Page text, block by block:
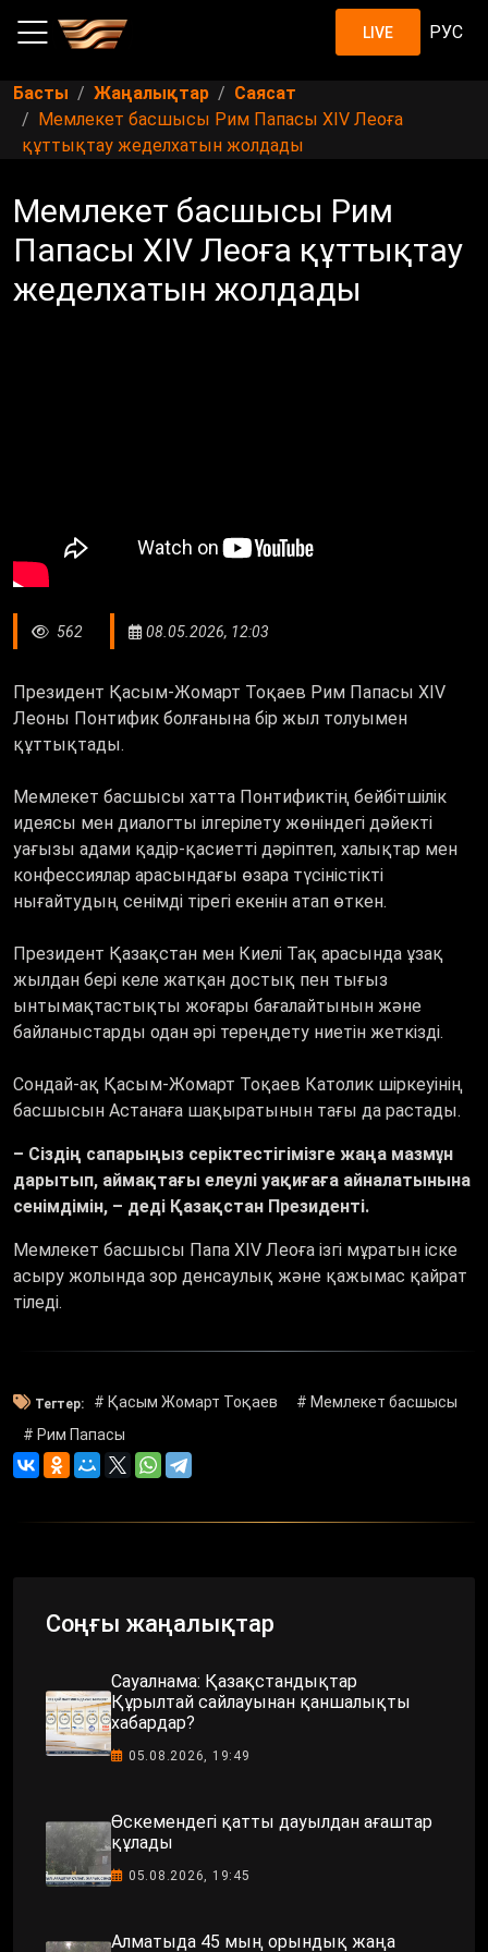
LIVE РУС
Басты Жаңалықтар
Саясат
Мемлекет басшысы Рим Папасы XIV Леоға
құттықтау жеделхатын жолдады
Мемлекет басшысы Рим
Папасы XIV Леоға құттықтау
жеделхатын жолдады
562 08.05.2026, 12:03
Президент Қасым-Жомарт Тоқаев Рим Папасы XIV
Леоны Понтифик болғанына бір жыл толуымен
құттықтады.
Мемлекет басшысы хатта Понтификтің бейбітшілік
идеясы мен диалогты ілгерілету жөніндегі дәйекті
уағызы адами қадір-қасиетті дәріптеп, халықтар мен
конфессиялар арасындағы өзара түсіністікті
нығайтудың сенімді тірегі екенін атап өткен.
Президент Қазақстан мен Киелі Тақ арасында ұзақ
жылдан бері келе жатқан достық пен тығыз
ынтымақтастықты жоғары бағалайтынын және
байланыстарды одан әрі тереңдету ниетін жеткізді.
Сондай-ақ Қасым-Жомарт Тоқаев Католик шіркеуінің
басшысын Астанаға шақыратынын тағы да растады.
– Сіздің сапарыңыз серіктестігімізге жаңа мазмұн
дарытып, аймақтағы елеулі уақиғаға айналатынына
сенімдімін, – деді Қазақстан Президенті.
Мемлекет басшысы Папа XIV Леоға ізгі мұратын іске
асыру жолында зор денсаулық және қажымас қайрат
тіледі.
Тегтер: # Қасым Жомарт Тоқаев
# Мемлекет басшысы
# Рим Папасы
Соңғы жаңалықтар
Сауалнама: Қазақстандықтар
Құрылтай сайлауынан қаншалықты
хабардар?
05.08.2026, 19:49
Өскемендегі қатты дауылдан ағаштар
құлады
05.08.2026, 19:45
Алматыда 45 мың орындық жаңа